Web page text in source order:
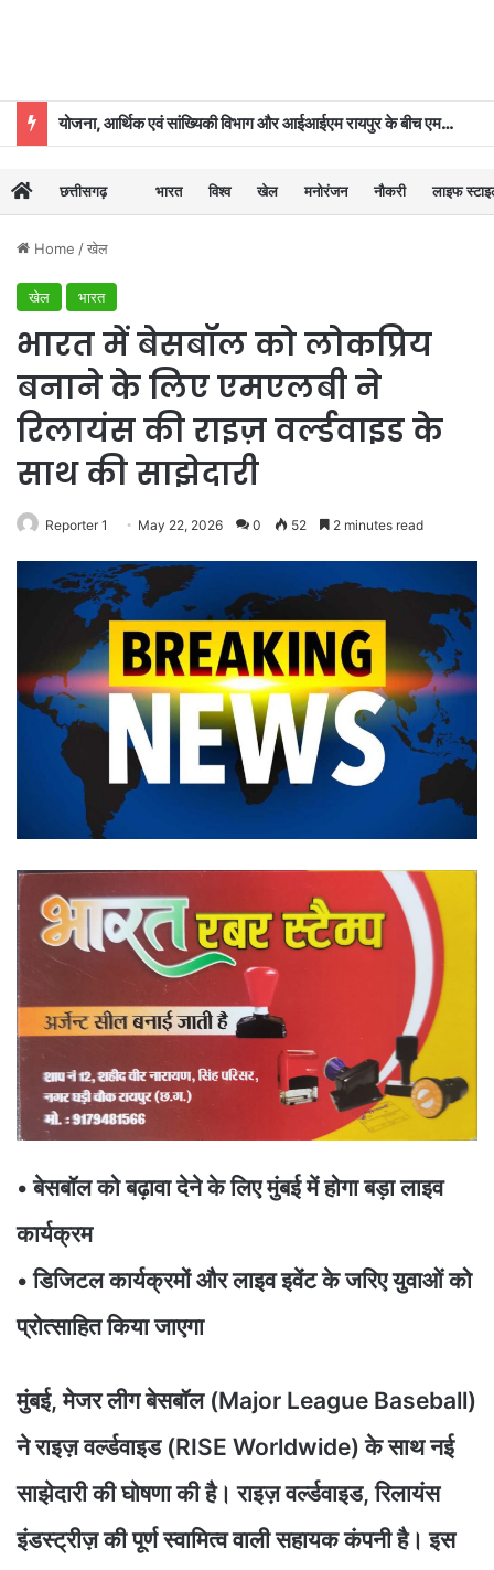
योजना, आर्थिक एवं सांख्यिकी विभाग और आईआईएम रायपुर के बीच एमओयू
छत्तीसगढ़ भारत विश्व खेल मनोरंजन नौकरी लाइफ
Home /खेल
खेल भारत
भारत में बेसबॉल को लोकप्रिय
बनाने के लिए एमएलबी ने
रिलायंस की राइज़ वर्ल्डवाइड के
साथ की साझेदारी
Reporter 1 May 22, 2026 0 52 2 minutes read
• बेसबॉल को बढ़ावा देने के लिए मुंबई में होगा बड़ा लाइव
कार्यक्रम
• डिजिटल कार्यक्रमों और लाइव इवेंट के जरिए युवाओं को
प्रोत्साहित किया जाएगा
मुंबई, मेजर लीग बेसबॉल (Major League Baseball)
ने राइज़ वर्ल्डवाइड (RISE Worldwide) के साथ नई
साझेदारी की घोषणा की है। राइज़ वर्ल्डवाइड, रिलायंस
इंडस्ट्रीज़ की पूर्ण स्वामित्व वाली सहायक कंपनी है। इस